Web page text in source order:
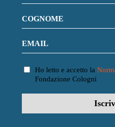
Ho letto e accetto la
Fondazione Cologni